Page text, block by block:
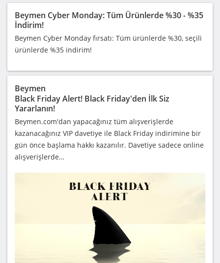
Beymen Cyber Monday: Tüm Ürünlerde %30 - %35
İndirim!
Beymen Cyber Monday fırsatı: Tüm ürünlerde %30, seçili
ürünlerde %35 indirim!
Beymen
Black Friday Alert! Black Friday'den İlk Siz
Yararlanın!
Beymen.com'dan yapacağınız tüm alışverişlerde
kazanacağınız VIP davetiye ile Black Friday indirimine bir
gün önce başlama hakkı kazanılır. Davetiye sadece online
alışverişlerde…